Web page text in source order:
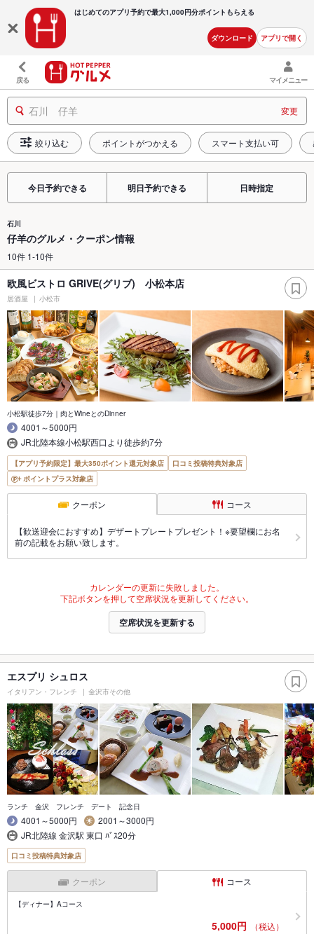
はじめてのアプリ予約で最大1,000円分ポイントもらえる
ダウンロード アプリで開く
戻る マイメニュー
石川 仔羊 変更
絞り込む ポイントがつかえる スマート支払い可
今日予約できる 明日予約できる 日時指定
石川
仔羊のグルメ・クーポン情報
10件 1-10件
欧風ビストロ GRIVE(グリブ) 小松本店
居酒屋 小松市
小松駅徒歩7分｜肉とWineとのDinner
4001～5000円
JR北陸本線小松駅西口より徒歩約7分
【アプリ予約限定】最大350ポイント還元対象店
口コミ投稿特典対象店
ポイントプラス対象店
クーポン コース
【歓送迎会におすすめ】デザートプレートプレゼント！※要望欄にお名
前の記載をお願い致します。
カレンダーの更新に失敗しました。
下記ボタンを押して空席状況を更新してください。
空席状況を更新する
エスプリ シュロス
イタリアン・フレンチ 金沢市その他
ランチ 金沢 フレンチ デート 記念日
4001～5000円
2001～3000円
JR北陸線 金沢駅 東口 ﾊﾞｽ20分
口コミ投稿特典対象店
クーポン コース
【ディナー】Aコース
5,000円 （税込）